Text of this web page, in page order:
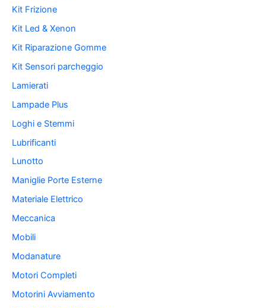
Kit Frizione
Kit Led & Xenon
Kit Riparazione Gomme
Kit Sensori parcheggio
Lamierati
Lampade Plus
Loghi e Stemmi
Lubrificanti
Lunotto
Maniglie Porte Esterne
Materiale Elettrico
Meccanica
Mobili
Modanature
Motori Completi
Motorini Avviamento